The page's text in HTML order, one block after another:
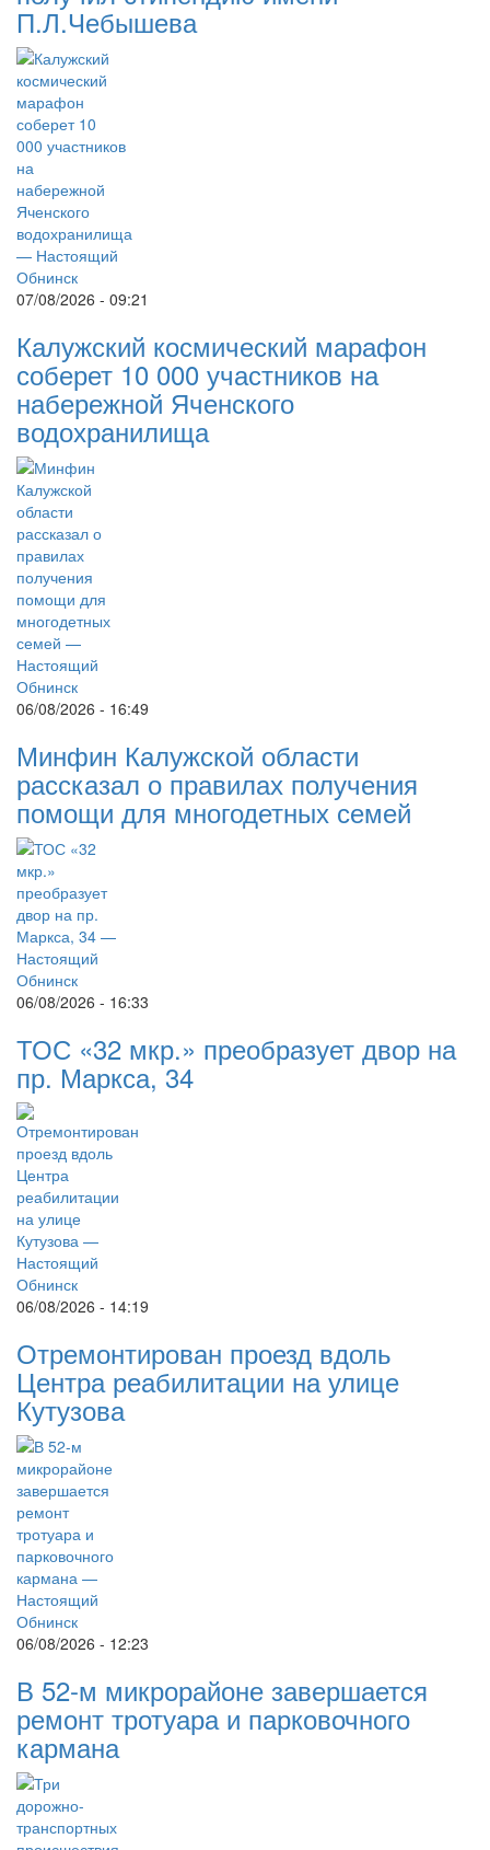
П.Л.Чебышева
07/08/2026 - 09:21
Калужский космический марафон
соберет 10 000 участников на
набережной Яченского
водохранилища
06/08/2026 - 16:49
Минфин Калужской области
рассказал о правилах получения
помощи для многодетных семей
06/08/2026 - 16:33
ТОС «32 мкр.» преобразует двор на
пр. Маркса, 34
06/08/2026 - 14:19
Отремонтирован проезд вдоль
Центра реабилитации на улице
Кутузова
06/08/2026 - 12:23
В 52-м микрорайоне завершается
ремонт тротуара и парковочного
кармана